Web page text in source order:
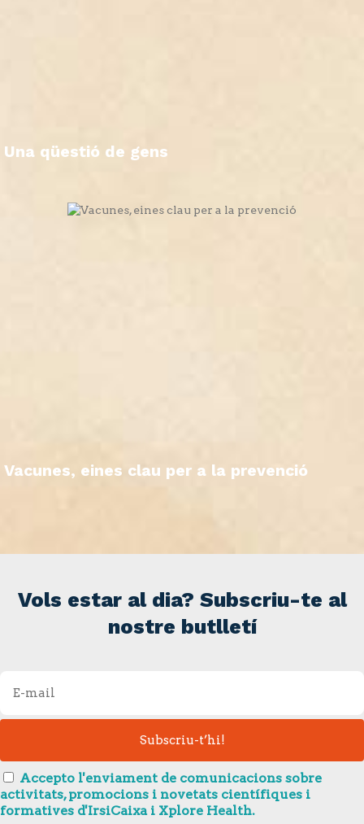
Una qüestió de gens
Vacunes, eines clau per a la prevenció
Vols estar al dia? Subscriu-te al
nostre butlletí
Accepto l'enviament de comunicacions sobre
activitats, promocions i novetats científiques i
formatives d'IrsiCaixa i Xplore Health.